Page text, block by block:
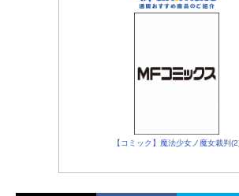
【コミック】魔法少女ノ魔女裁判